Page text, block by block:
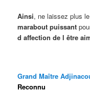
Ainsi, ne laissez plus
marabout puissant
d affection de l être
Grand Maître
Reconnu